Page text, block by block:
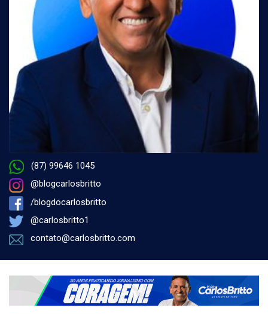
(87) 99646 1045
@blogcarlosbritto
/blogdocarlosbritto
@carlosbritto1
contato@carlosbritto.com